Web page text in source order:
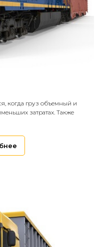
когда груз объемный и
затратах. Также